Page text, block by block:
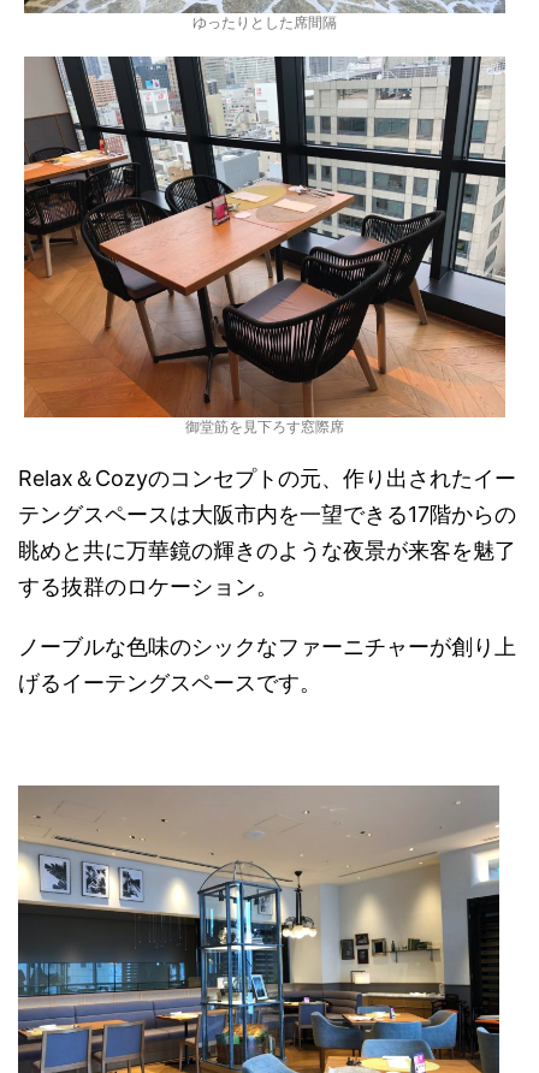
ゆったりとした席間隔
御堂筋を見下ろす窓際席
Relax＆Cozyのコンセプトの元、作り出されたイー
テングスペースは大阪市内を一望できる17階からの
眺めと共に万華鏡の輝きのような夜景が来客を魅了
する抜群のロケーション。
ノーブルな色味のシックなファーニチャーが創り上
げるイーテングスペースです。